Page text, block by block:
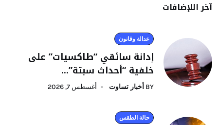
آخر اللإضافات
عدالة وقانون
إدانة سائقي “طاكسيات” على
خلفية “أحداث سبتة”...
BY أخبار تساوت أغسطس 7, 2026
حالة الطقس